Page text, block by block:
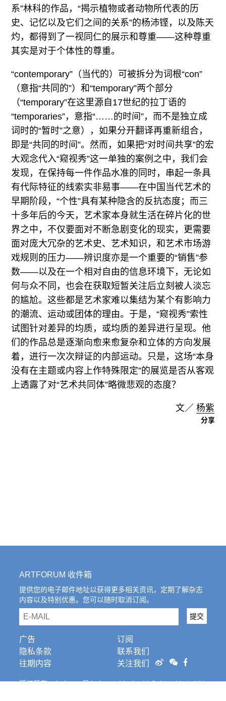
系”林科的作品，“揭示植物或者动物所代表的历
史、记忆以及它们之间的关系”的杨沛铿，以及陈天
灼，都得到了一视同仁的展示和尊重——这种尊重
其实是对于个体性的尊重。
“contemporary”（当代的）可被拆分为词根“con”
（意指“共同的”）和“temporary”两个部分
（“temporary”在这里源自17世纪的拉丁语的
“temporaries”，意指“……的时间”，而不是独立成
词时的“暂时”之意），如果分开翻译再重新组合，
即是“共同的时间”。然而，如果把“对时间共享”的宏
大观念代入“窥视秀”这一单独的案例之中，我们会
发现，在保持每一件作品水准的同时，串起一条具
有代际特征的线索实非易事——在中国当代艺术的
早期阶段，“个性”具有某种隐含的反抗态度；而三
十多年后的今天，艺术家本身就生活在碎片化的世
界之中，不仅要面对不断急剧变化的现实，更需要
面对庞大冗杂的艺术史、艺术知识，和艺术市场游
戏规则的压力——辨识度亦是一个重要的“销售”参
数——以及在一个相对自由的信息环境下，无论如
何与众不同，也会在获取短暂关注后立刻被人淡忘
的尴尬。这些都是艺术家难以集结为某个有影响力
的潮流、运动或团体的理由。于是，“窥视秀”索性
试图针对差异的均质，或均质的差异进行呈现。他
们的作品总是逐渐向愈来愈复杂和立体的方向发展
着，进行一次次辩证的内部运动。只是，这场“本身
没有在主题或内容上作特殊限定”的展览是否从客观
上透露了对“艺术共同体”略微悲观的态度？
文／ 杨紫
分享
ARTFORUM 收件箱
提供您的电子邮件地址以获得更多相关资讯，定期了解杂志
内容以及特别优惠。您可以随时取消订阅。
email 提交
广告
隐私条款
往期内容
订阅
联系我们
关注我们
版权所有。Artforum是Artforum Media, LLC, New York, NY